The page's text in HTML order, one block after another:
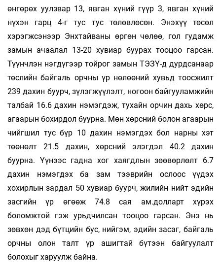
өнгөрөх уулзвар 13, явган хүний гүүр 3, явган хүний
нүхэн гарц 4-г тус тус төлөвлөсөн. Энэхүү төсөл
хэрэгжсэнээр Энхтайваны өргөн чөлөө, гол гудамж
замын ачаалал 13-20 хувиар буурах тооцоо гарсан.
Түүнчлэн нэгдүгээр тойрог замын ТЭЗҮ-д дурдсанаар
төслийн байгаль орчны үр нөлөөний хувьд тоосжилт
239 дахин буурч, зүлэгжүүлэлт, ногоон байгууламжийн
талбай 16.6 дахин нэмэгдэж, тухайн орчин дахь хөрс,
агаарын бохирдол буурна. Мөн хөрсний болон агаарын
чийгшил тус бүр 10 дахин нэмэгдэх бол нарны хэт
төөнөлт 21.5 дахин, хөрсний элэгдэл 40.2 дахин
буурна. Үүнээс гадна хог хаягдлын зөөвөрлөлт 6.7
дахин нэмэгдэх ба зам тээврийн ослоос үүдэх
хохирлын зардал 50 хувиар буурч, жилийн нийт эдийн
засгийн үр өгөөж 74.8 сая ам.долларт хүрэх
боломжтой гэж урьдчилсан тооцоо гарсан. Энэ нь
зөвхөн дэд бүтцийн бус, нийгэм, эдийн засаг, байгаль
орчны олон талт үр ашигтай бүтээн байгуулалт
болохыг харуулж байна.